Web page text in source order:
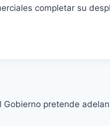
completar su
Gobierno pretende